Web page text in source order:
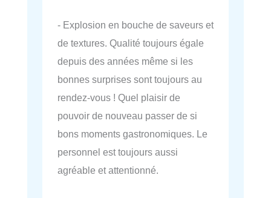
- Explosion en bouche de saveurs et
de textures. Qualité toujours égale
depuis des années même si les
bonnes surprises sont toujours au
rendez-vous ! Quel plaisir de
pouvoir de nouveau passer de si
bons moments gastronomiques. Le
personnel est toujours aussi
agréable et attentionné.